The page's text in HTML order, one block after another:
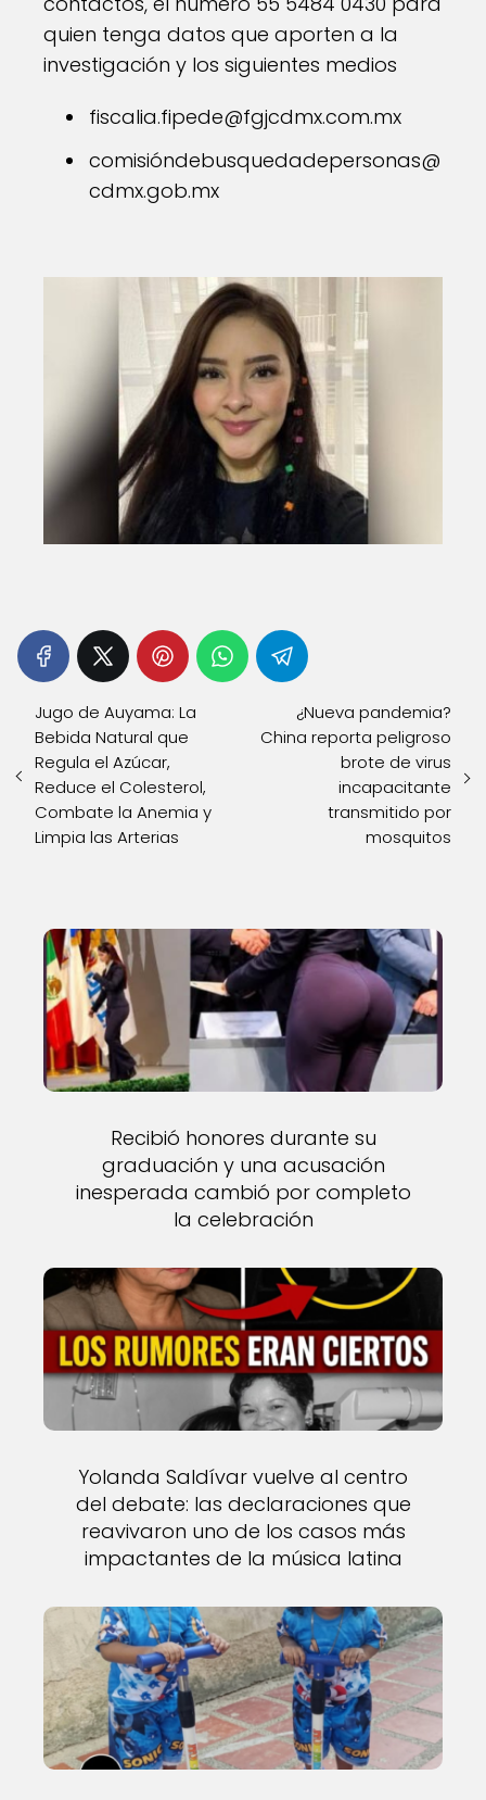
quien tenga datos que aporten a la
investigación y los siguientes medios
fiscalia.fipede@fgjcdmx.com.mx
comisióndebusquedadepersonas@
cdmx.gob.mx
Jugo de Auyama: La
Bebida Natural que
Regula el Azúcar,
Reduce el Colesterol,
Combate la Anemia y
Limpia las Arterias
¿Nueva pandemia?
China reporta peligroso
brote de virus
incapacitante
transmitido por
mosquitos
Recibió honores durante su
graduación y una acusación
inesperada cambió por completo
la celebración
Yolanda Saldívar vuelve al centro
del debate: las declaraciones que
reavivaron uno de los casos más
impactantes de la música latina